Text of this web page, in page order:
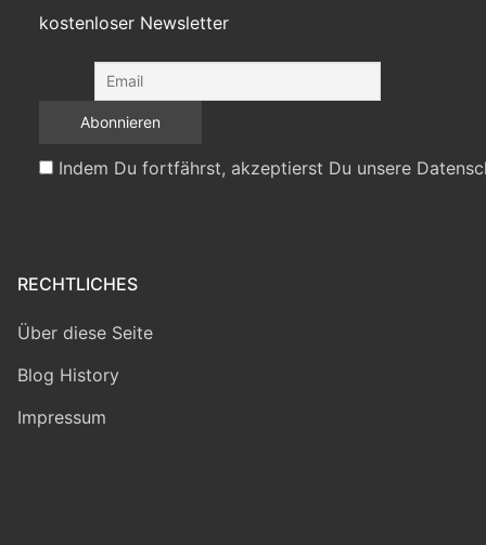
kostenloser Newsletter
Indem Du fortfährst, akzeptierst Du unsere
RECHTLICHES
Über diese Seite
Blog History
Impressum